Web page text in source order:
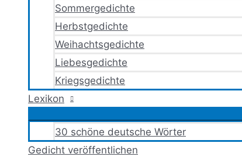
Sommergedichte
Herbstgedichte
Weihachtsgedichte
Liebesgedichte
Kriegsgedichte
Lexikon
30 schöne deutsche Wörter
Gedicht veröffentlichen